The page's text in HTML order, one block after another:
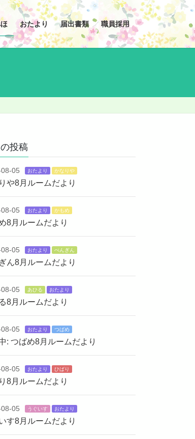
おたより 届出書類 職員採用
投稿
05 おたより かなりや
や8月ルームだより
05 おたより かもめ
8月ルームだより
05 おたより ぺんぎん
ん8月ルームだより
05 あひる おたより
8月ルームだより
05 おたより つばめ
: つばめ8月ルームだより
05 おたより ひばり
8月ルームだより
05 うぐいす おたより
す8月ルームだより